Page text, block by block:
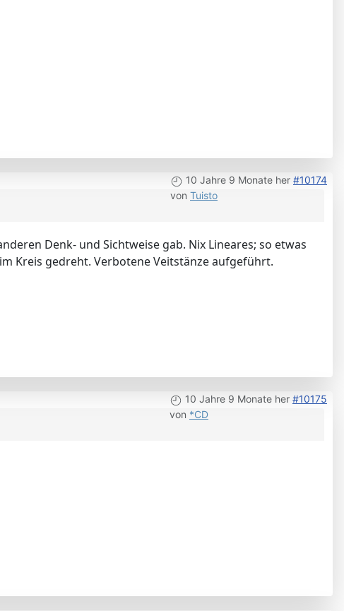
10 Jahre 9 Monate her #10174
von Tuisto
Denk- und Sichtweise gab. Nix Lineares; so etwas
Kreis gedreht. Verbotene Veitstänze aufgeführt.
10 Jahre 9 Monate her #10175
von *CD